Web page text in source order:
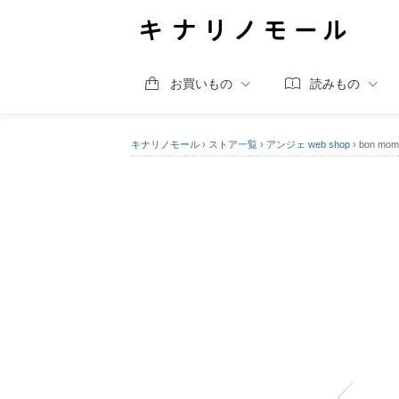
お買いもの 読みもの
キナリノモール › ストア一覧 › アンジェ web shop › bon